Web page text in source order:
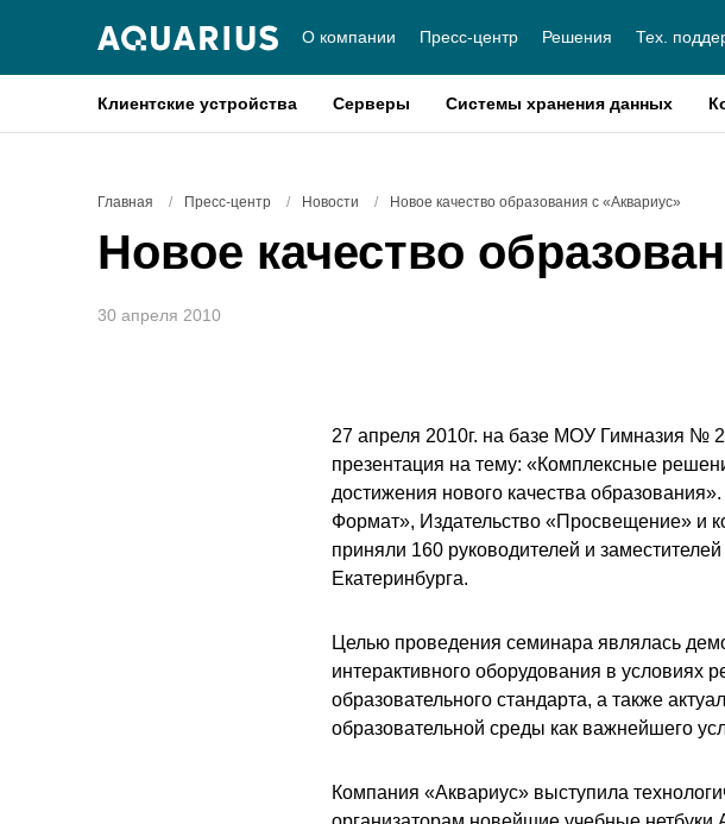
О компании Пресс-центр Решения Тех.
Клиентские устройства Серверы Системы хранения данных
Главная / Пресс-центр / Новости / Новое качество образования с «Аквариус»
Новое качество
30 апреля 2010
27 апреля 2010г. на базе МОУ Гимназия №
презентация на тему: «Комплексные
достижения нового качества
Формат», Издательство «Просвещение» и
приняли 160 руководителей и
Екатеринбурга.
Целью проведения семинара являлась
интерактивного оборудования в условиях
образовательного стандарта, а также
образовательной среды как важнейшего
Компания «Аквариус» выступила